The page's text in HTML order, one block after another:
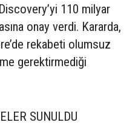
110 milyar
onay verdi. Kararda,
rekabeti olumsuz
gerektirmediği
SUNULDU